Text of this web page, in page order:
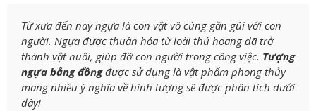
Từ xưa đến nay ngựa là con vật vô cùng gần gũi với con
người. Ngựa được thuần hóa từ loài thú hoang dã trở
thành vật nuôi, giúp đỡ con người trong công việc. Tượng
ngựa bằng đồngđược sử dụng là vật phẩm phong thủy
mang nhiều ý nghĩa về hình tượng sẽ được phân tích dưới
đây!